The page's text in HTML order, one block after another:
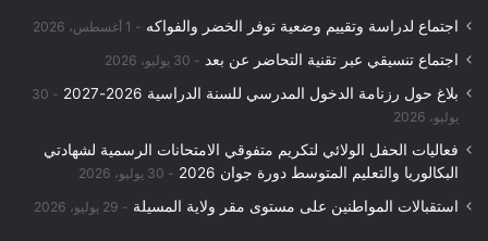
اجتماع لدراسة وتقييم وضعية توفر الخضر والفواكه 1 أغسطس، 2026
اجتماع تنسيقي عبر تقنية التحاضر عن بعد 30 يوليو، 2026
بلاغ حول رزنامة الدخول المدرسي للسنة الدراسية 2026-2027
30
يوليو، 2026
فعاليات الحفل الولائي لتكريم متفوقي الامتحانات الرسمية لشهادتي
البكالوريا والتعليم المتوسط دورة جوان 2026
30 يوليو، 2026
استقبالات المواطنين على مستوى مقر ولاية المسيلة 29 يوليو، 2026